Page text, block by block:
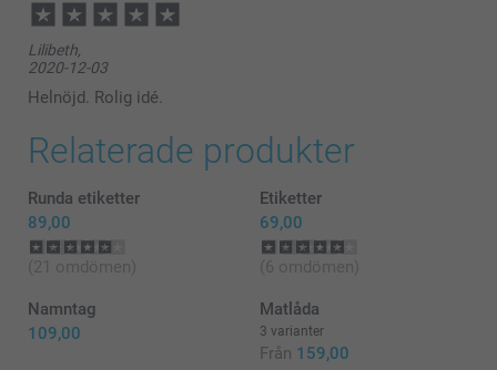
14:47
Hej Liza,
Tusen tack för dina fem stjärnor och omdöme av
fotoklistermärkena!
Visst är det roligt att kunna göra unika och
personliga klistermärken med sina egna
Tack för att du valt att beställa hos oss.
Varma hälsningar
Johanna, Smartphoto
Lilibeth,
2020-12-03
Helnöjd. Rolig idé.
Relaterade produkter
Runda etiketter
89,00
(21 omdömen)
Etiketter
69,00
(6 omdömen)
Namntag
109,00
Matlåda
3 varianter
Från 159,00